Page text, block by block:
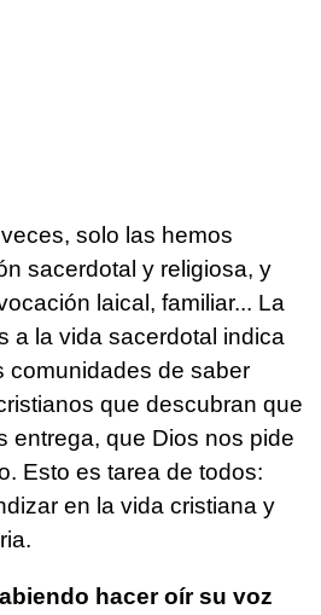
solo las hemos
sacerdotal y religiosa, y
laical, familiar... La
a la vida sacerdotal indica
comunidades de saber
que descubran que
entrega, que Dios nos pide
Esto es tarea de todos:
en la vida cristiana y
hacer oír su voz